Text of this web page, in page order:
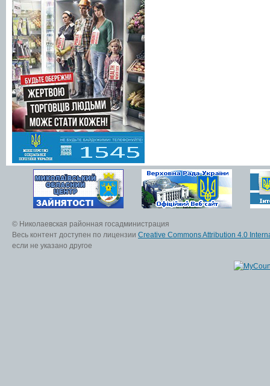
© Николаевская районная госадминистрация
Весь контент доступен по лицензии Creative Commons Attribution 4.0
если не указано другое